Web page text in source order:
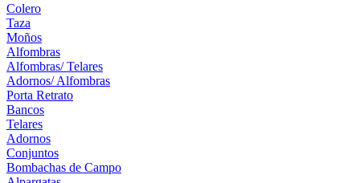
Colero
Taza
Moños
Alfombras
Alfombras/ Telares
Adornos/ Alfombras
Porta Retrato
Bancos
Telares
Adornos
Conjuntos
Bombachas de Campo